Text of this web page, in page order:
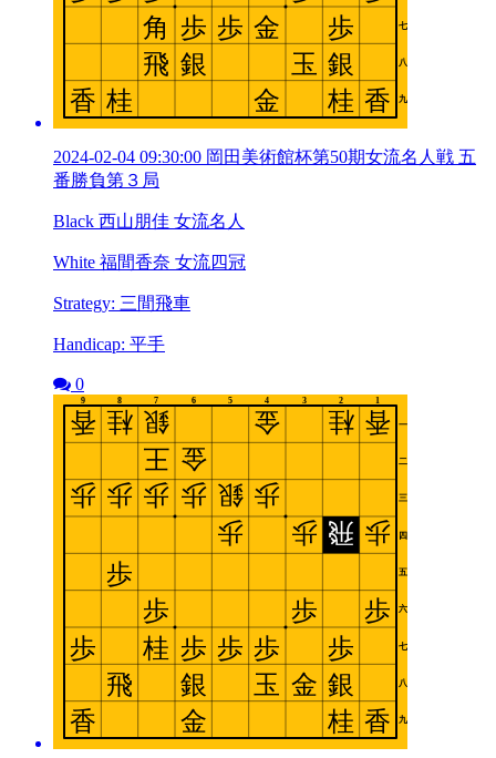
2024-02-04 09:30:00 岡田美術館杯第50期女流名人戦 五
番勝負第３局
Black 西山朋佳 女流名人
White 福間香奈 女流四冠
Strategy: 三間飛車
Handicap: 平手
0